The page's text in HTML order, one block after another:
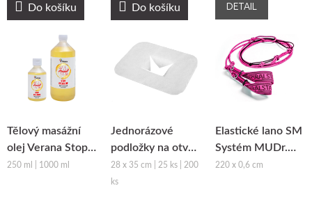
Do košíku
Do košíku
DETAIL
Tělový masážní
olej Verana Stop
Celulitidě
250 ml | 1000 ml
Jednorázové
podložky na otvor
obličeje z netkané
textilie Fabulo
28 x 35 cm | 25 ks | 200
ks
Elastické lano SM
Systém MUDr.
Smíšek - růžová
220 x 0,6 cm